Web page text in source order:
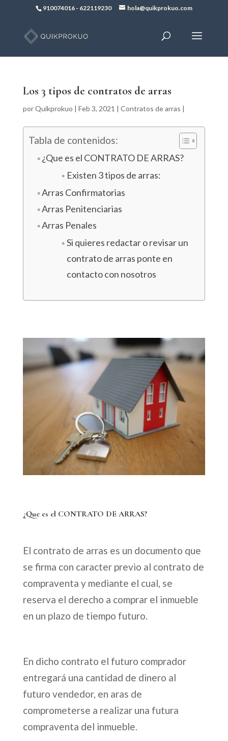
910074016- 622119230 hola@quikprokuo.com
Los 3 tipos de contratos de arras
porQuikprokuo | Feb 3, 2021 | Contratos de arras |
Tabla de contenidos:
¿Que es el CONTRATO DE ARRAS?
Existen 3 tipos de arras:
Arras Confirmatorias
Arras Penitenciarias
Arras Penales
Si quieres redactar o revisar un
contrato de arras ponte en
contacto con nosotros
¿Que es el CONTRATO DE ARRAS?
El contrato de arras es un documento que
se firma con caracter previo al contrato de
compraventa y mediante el cual, se
reserva el derecho a comprar el inmueble
en un plazo de tiempo futuro.
En dicho contrato el futuro comprador
entregará una cantidad de dinero al
futuro vendedor, en aras de
comprometerse a realizar una futura
compraventa del inmueble.